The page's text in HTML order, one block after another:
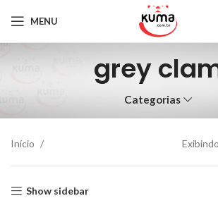
MENU
grey
Categorias
Início
Show sidebar